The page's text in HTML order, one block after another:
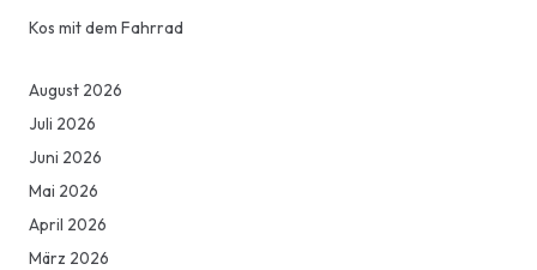
Kos mit dem Fahrrad
August 2026
Juli 2026
Juni 2026
Mai 2026
April 2026
März 2026